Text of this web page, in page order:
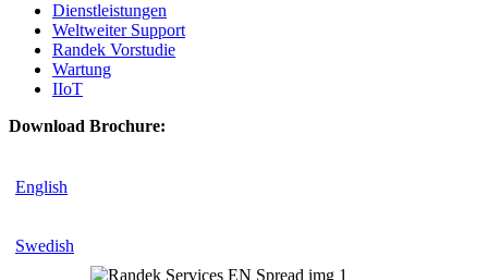
Dienstleistungen
Weltweiter Support
Randek Vorstudie
Wartung
IIoT
Download Brochure:
English
Swedish